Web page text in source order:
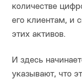
количестве
его клиентам, и
этих активов.
И здесь
указывают, что